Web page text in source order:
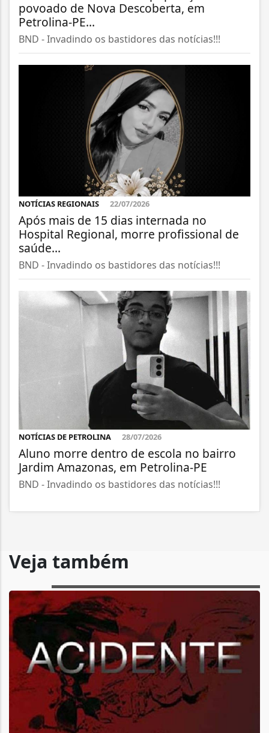
povoado de Nova Descoberta, em
Petrolina-PE...
BND - Invadindo os bastidores das notícias!!!
NOTÍCIAS REGIONAIS 22/07/2026
Após mais de 15 dias internada no
Hospital Regional, morre profissional de
saúde...
BND - Invadindo os bastidores das notícias!!!
NOTÍCIAS DE PETROLINA 28/07/2026
Aluno morre dentro de escola no bairro
Jardim Amazonas, em Petrolina-PE
BND - Invadindo os bastidores das notícias!!!
Veja também